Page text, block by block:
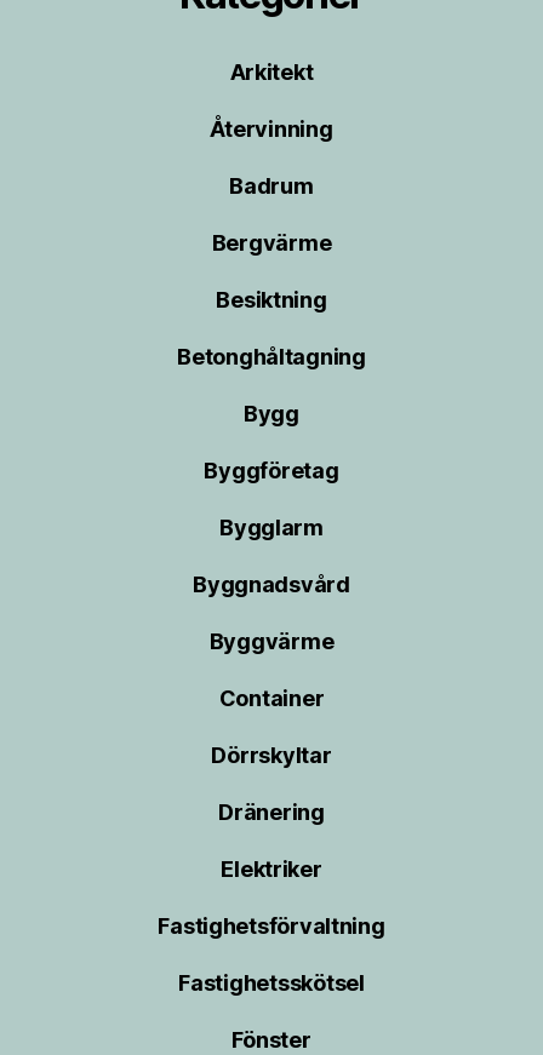
Arkitekt
Återvinning
Badrum
Bergvärme
Besiktning
Betonghåltagning
Bygg
Byggföretag
Bygglarm
Byggnadsvård
Byggvärme
Container
Dörrskyltar
Dränering
Elektriker
Fastighetsförvaltning
Fastighetsskötsel
Fönster